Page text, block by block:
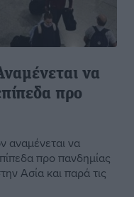
να
προ
αναμένεται να
προ πανδημίας
Ασία και παρά τις